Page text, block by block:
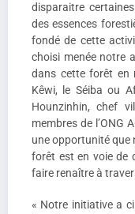
disparaitre
des essences
fondé de cette
choisi menée notre
dans cette forêt en
Kêwi, le Séiba ou
Hounzinhin, chef
membres de l’ONG
une opportunité que
forêt est en voie de
faire renaître à
« Notre initiative a